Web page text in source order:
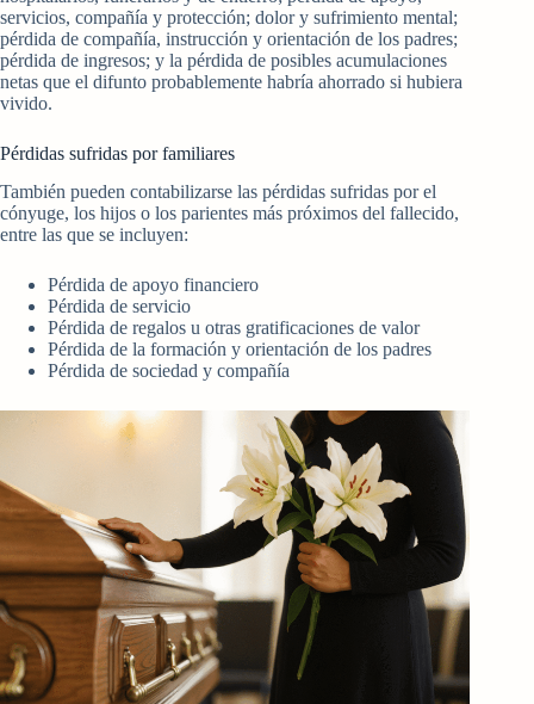
servicios, compañía y protección; dolor y sufrimiento mental;
pérdida de compañía, instrucción y orientación de los padres;
pérdida de ingresos; y la pérdida de posibles acumulaciones
netas que el difunto probablemente habría ahorrado si hubiera
vivido.
Pérdidas sufridas por familiares
También pueden contabilizarse las pérdidas sufridas por el
cónyuge, los hijos o los parientes más próximos del fallecido,
entre las que se incluyen:
Pérdida de apoyo financiero
Pérdida de servicio
Pérdida de regalos u otras gratificaciones de valor
Pérdida de la formación y orientación de los padres
Pérdida de sociedad y compañía